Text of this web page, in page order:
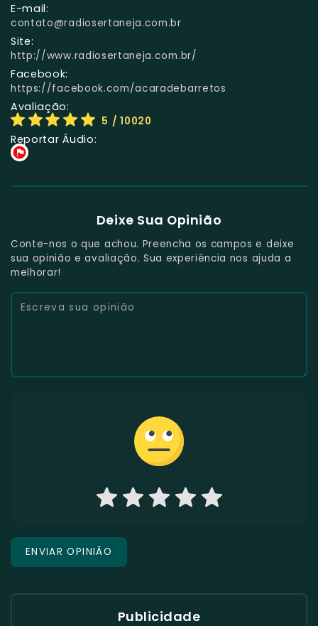
E-mail:
contato@radiosertaneja.com.br
Site:
http://www.radiosertaneja.com.br/
Facebook:
https://facebook.com/acaradebarretos
Avaliação:
5 / 10020
Reportar Áudio:
Deixe Sua Opinião
Conte-nos o que achou. Preencha os campos e deixe
sua opinião e avaliação. Sua experiência nos ajuda a
melhorar!
Publicidade